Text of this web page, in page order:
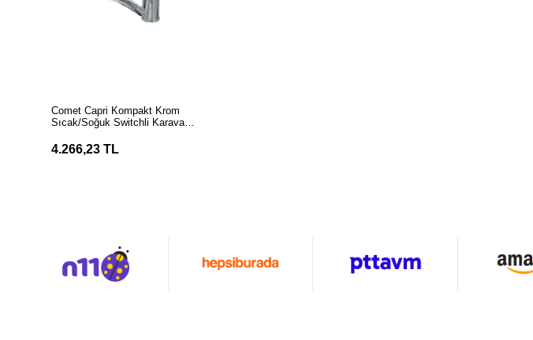
Comet Capri Kompakt Krom
Sıcak/Soğuk Switchli Karavan
4.266,23 TL